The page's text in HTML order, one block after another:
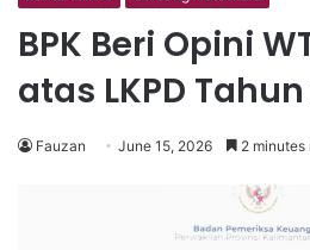
BPK Beri Opini
atas LKPD
Fauzan June 15, 2026 2 minutes